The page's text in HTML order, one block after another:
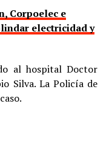
Corpoelec e
electricidad y
al hospital Doctor
Silva. La Policía de